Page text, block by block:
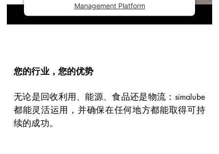
Management Platform
您的行业，您的优势
无论是回收利用、能源、食品还是物流：simalube
都能灵活运用，并确保在任何地方都能取得可持
续的成功。